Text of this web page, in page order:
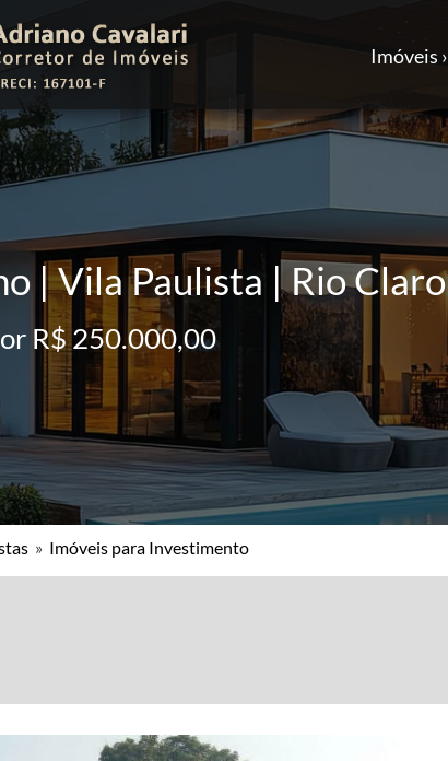
Imóveis ›
| Vila Paulista | Rio Claro
R$ 250.000,00
» Imóveis para Investimento